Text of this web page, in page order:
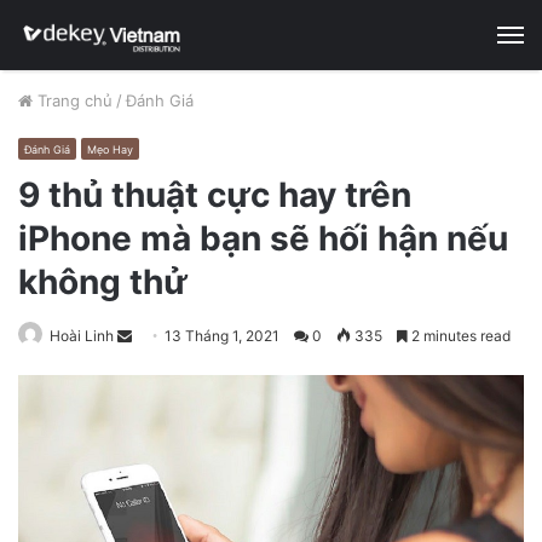
Trang chủ / Đánh Giá
Đánh Giá Mẹo Hay
9 thủ thuật cực hay trên
iPhone mà bạn sẽ hối hận nếu
không thử
Hoài Linh
n
e
13 Tháng 1, 2021 0 335 2 minutes read